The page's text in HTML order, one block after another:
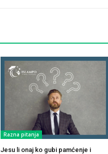
Razna pitanja
Jesu li onaj ko gubi pamćenje i